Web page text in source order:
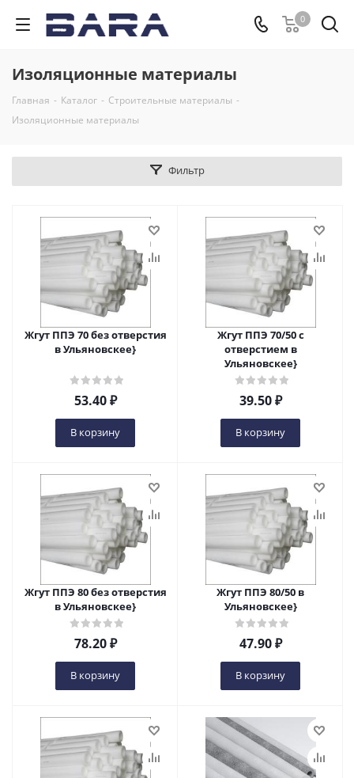
0
Изоляционные материалы
Главная - Каталог - Строительные материалы -
Изоляционные материалы
Фильтр
Жгут ППЭ 70 без отверстия
в Ульяновскеe}
53.40₽
В корзину
Жгут ППЭ 70/50 с
отверстием в
Ульяновскеe}
39.50₽
В корзину
Жгут ППЭ 80 без отверстия
в Ульяновскеe}
78.20₽
В корзину
Жгут ППЭ 80/50 в
Ульяновскеe}
47.90₽
В корзину